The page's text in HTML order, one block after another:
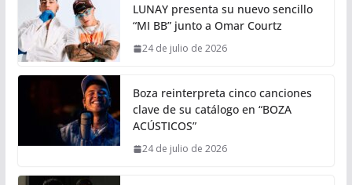
LUNAY presenta su nuevo sencillo
“MI BB” junto a Omar Courtz
24 de julio de 2026
Boza reinterpreta cinco canciones
clave de su catálogo en “BOZA
ACÚSTICOS”
24 de julio de 2026